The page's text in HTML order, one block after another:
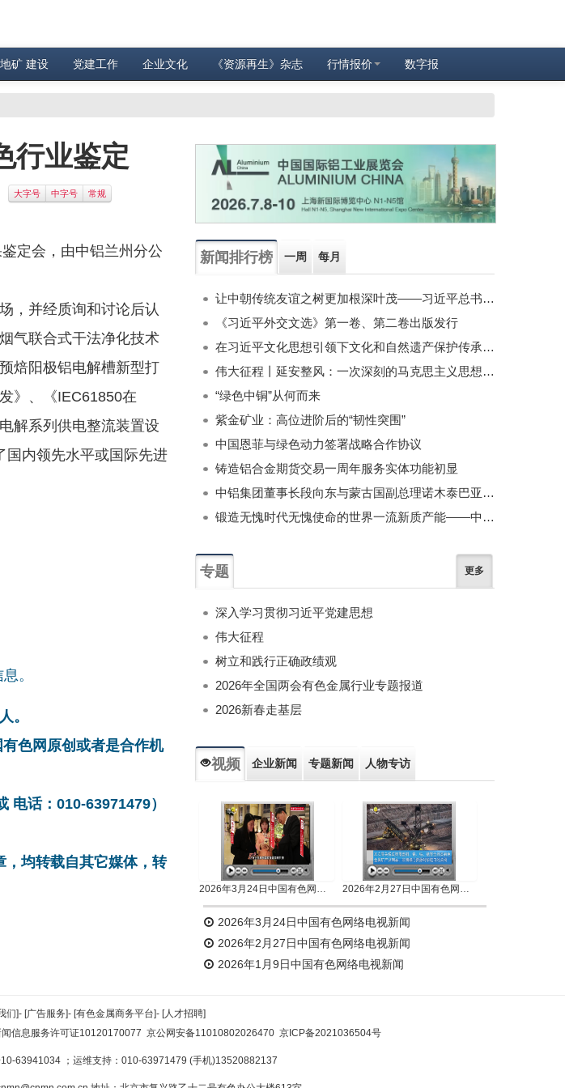
地矿 建设 党建工作 企业文化 《资源再生》杂志 行情报价 数字报
行业鉴定
大字号 中字号 常规
定会，由中铝兰州分公
，并经质询和讨论后认
气联合式干法净化技术
焙阳极铝电解槽新型打
》、《IEC61850在
解系列供电整流装置设
国内领先水平或国际先进
。
。
色网原创或者是合作机
话：010-63971479）
，均转载自其它媒体，转
新闻排行榜 一周 每月
让中朝传统友谊之树更加根深叶茂——习近平总书记对朝鲜进行国事访问纪实
《习近平外交文选》第一卷、第二卷出版发行
在习近平文化思想引领下文化和自然遗产保护传承利用工作开创新局面
伟大征程丨延安整风：一次深刻的马克思主义思想教育运动
“绿色中铜”从何而来
紫金矿业：高位进阶后的“韧性突围”
中国恩菲与绿色动力签署战略合作协议
铸造铝合金期货交易一周年服务实体功能初显
中铝集团董事长段向东与蒙古国副总理诺木泰巴亚尔举行会谈
锻造无愧时代无愧使命的世界一流新质产能——中国有色金属工业的战略应对与破局之道（二）
专题 更多
深入学习贯彻习近平党建思想
伟大征程
树立和践行正确政绩观
2026年全国两会有色金属行业专题报道
2026新春走基层
视频 企业新闻 专题新闻 人物专访
2026年3月24日中国有色网络电视新闻 2026年2月27日中国有色网络电视新闻
2026年3月24日中国有色网络电视新闻
2026年2月27日中国有色网络电视新闻
2026年1月9日中国有色网络电视新闻
们]- [广告服务]- [有色金属商务平台]- [人才招聘]
信息服务许可证10120170077 京公网安备11010802026470 京ICP备2021036504号
63941034 ；运维支持：010-63971479 (手机)13520882137